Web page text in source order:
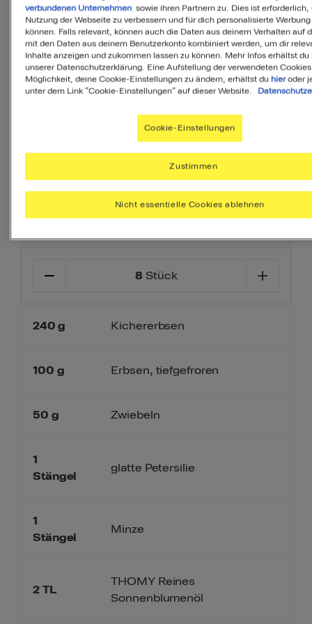
allen Nährstoffen zu versorgen, die Du
täglich brauchst.
Ihr Menü erstellen
Vorspeise Dessert Beilage
Zutaten
8 Stück
240 g
100 g
50 g
1
Stängel
1
Stängel
2 TL
Kichererbsen
Erbsen, tiefgefroren
Zwiebeln
glatte Petersilie
Minze
THOMY Reines
Sonnenblumenöl
verbundenen Unternehmensowie ihren Partnern zu. Dies ist erforderlich,
Nutzung der Webseite zu verbessern und für dich personalisierte
können. Falls relevant, können auch die Daten aus deinem Verhalten auf
mit den Daten aus deinem Benutzerkonto kombiniert werden, um dir
Inhalte anzeigen und zukommen lassen zu können. Mehr Infos erhältst du
unserer Datenschutzerklärung. Eine Aufstellung der verwendeten
Möglichkeit, deine Cookie-Einstellungen zu ändern, erhältst du hieroder
unter dem Link "Cookie-Einstellungen" auf dieser Website.
Cookie-Einstellungen
Nicht essentielle Cookies ablehnen
Zustimmen